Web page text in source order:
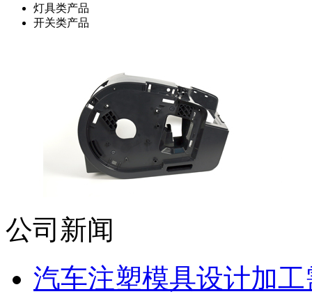
灯具类产品
开关类产品
公司新闻
汽车注塑模具设计加